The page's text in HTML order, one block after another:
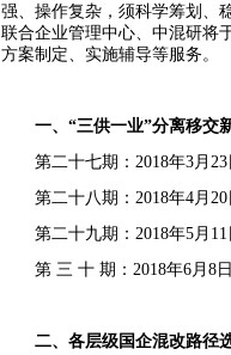
强、操作复杂，须科学筹划、
联合企业管理中心、中混研将
方案制定、实施辅导等服务。
一、“三供一业”分离移交
第二十七期：2018年3月23
第二十八期：2018年4月20
第二十九期：2018年5月 11
第 三 十 期：2018年6月8
二、各层级国企混改路径